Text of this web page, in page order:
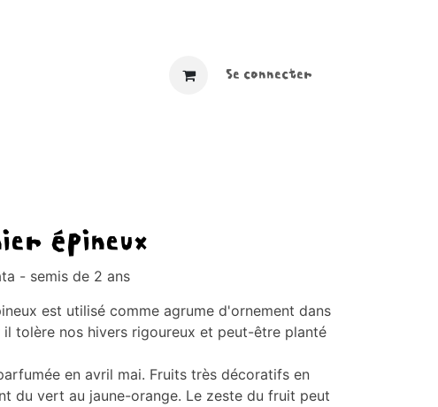
Se connecter
épineux
- semis de 2 ans
est utilisé comme agrume d'ornement dans
il tolère nos hivers rigoureux et peut-être planté
en avril mai. Fruits très décoratifs en
du vert au jaune-orange. Le zeste du fruit peut